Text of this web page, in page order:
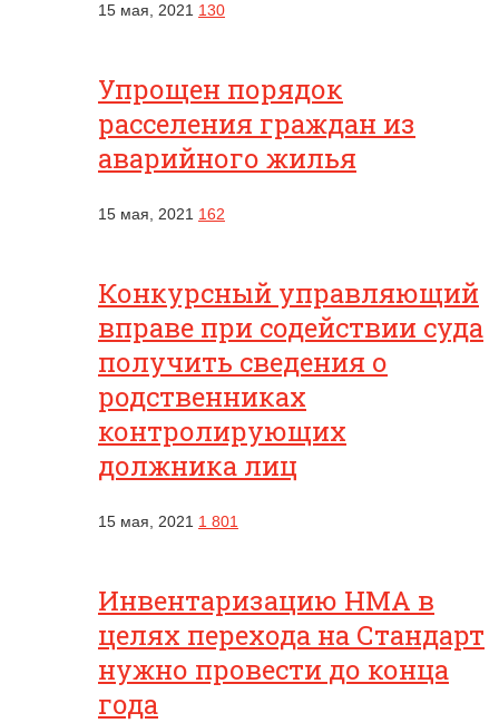
15 мая, 2021 130
Упрощен порядок
расселения граждан из
аварийного жилья
15 мая, 2021 162
Конкурсный управляющий
вправе при содействии суда
получить сведения о
родственниках
контролирующих
должника лиц
15 мая, 2021 1 801
Инвентаризацию НМА в
целях перехода на Стандарт
нужно провести до конца
года